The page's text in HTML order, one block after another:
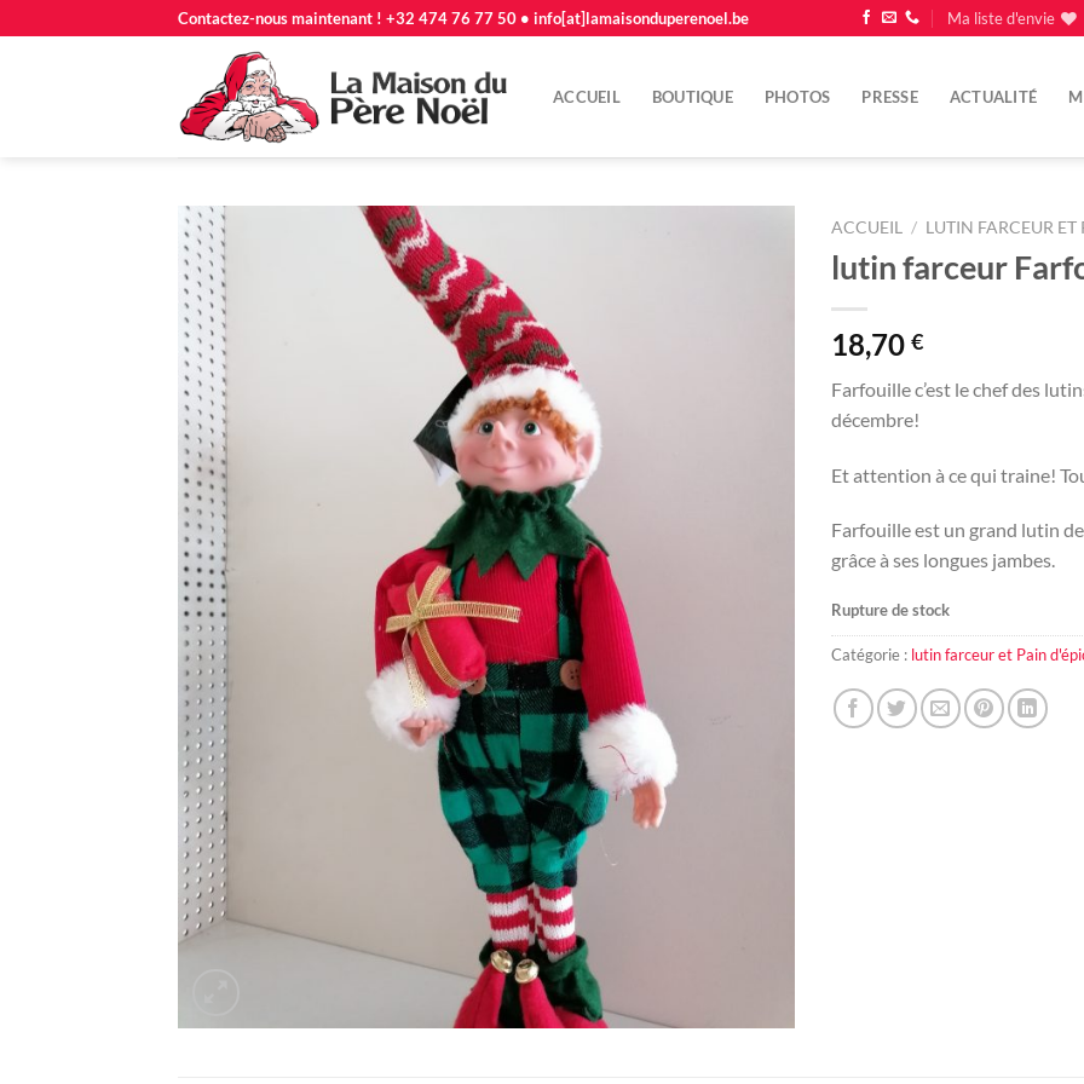
au
Contactez-nous maintenant ! +32 474 76 77 50 • info[at]lamaisonduperenoel.be Ma liste d'envie
ACCUEIL BOUTIQUE PHOTOS PRESSE ACTUALITÉ
ACCUEIL / LUTIN FARCEUR ET
lutin farceur
18,70 €
Farfouille c’est le chef des
décembre!
Et attention à ce qui traine!
Farfouille est un grand lutin
grâce à ses longues jambes.
Rupture de stock
Catégorie : lutin farceur et Pain